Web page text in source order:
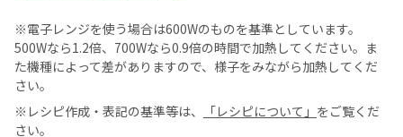
※電子レンジを使う場合は600Wのものを基準としています。
500Wなら1.2倍、700Wなら0.9倍の時間で加熱してください。ま
た機種によって差がありますので、様子をみながら加熱してくだ
さい。
※レシピ作成・表記の基準等は、
「レシピについて」 をご覧くだ
さい。